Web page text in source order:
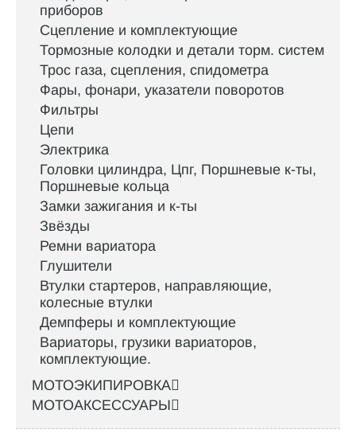
приборов
Сцепление и комплектующие
Тормозные колодки и детали торм. систем
Трос газа, сцепления, спидометра
Фары, фонари, указатели поворотов
Фильтры
Цепи
Электрика
Головки цилиндра, Цпг, Поршневые к-ты,
Поршневые кольца
Замки зажигания и к-ты
Звёзды
Ремни вариатора
Глушители
Втулки стартеров, направляющие,
колесные втулки
Демпферы и комплектующие
Вариаторы, грузики вариаторов,
комплектующие.
МОТОЭКИПИРОВКА
МОТОАКСЕССУАРЫ